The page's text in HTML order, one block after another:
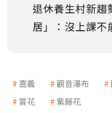
退休養生村新趨
居」：沒上課
嘉義 觀音瀑布
賞花
紫藤花